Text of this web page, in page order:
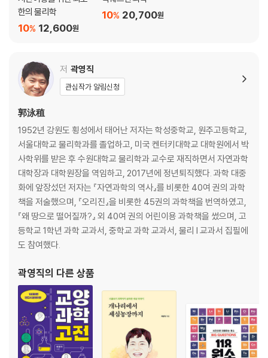
원자핵의 평균 크기(m)
8.85×10-12
자유공간의 유전율(C2/Nm2)
5.29×10-11
보어 반지름(m)
6.67×10-11
중력 상수(Nm2/kg2)
1×10-10
기록된 가장 낮은 온도(K)
1×10-8
CERN에서 만든 반물질의 양(g)
5.67×10-8
슈테판-볼츠만상수(- - -)
4×10-7
파란빛의 파장(m)
한의 물리학
12,600원
10%
20,700원
10%
저 곽영직
관심작가 알림신청
郭泳稙
1952년 강원도 횡성에서 태어난 저자는 학성중학교, 원주고등학교,
서울대학교 물리학과를 졸업하고, 미국 켄터키대학교 대학원에서 박
사학위를 받은 후 수원대학교 물리학과 교수로 재직하면서 자연과학
대학장과 대학원장을 역임하고, 2017년에 정년퇴직했다. 과학 대중
화에 앞장섰던 저자는 『자연과학의 역사』를 비롯한 40여 권의 과학
책을 저술했으며, 『오리진』을 비롯한 45권의 과학책을 번역하였고,
『왜 땅으로 떨어질까?』 외 40여 권의 어린이용 과학책을 썼으며, 고
등학교 1학년 과학 교과서, 중학교 과학 교과서, 물리 I 교과서 집필에
도 참여했다.
곽영직의 다른 상품